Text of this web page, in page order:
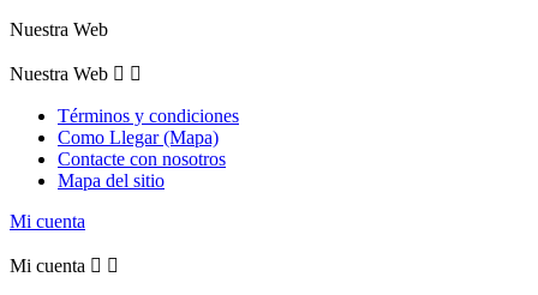
Nuestra Web
Nuestra Web  
Términos y condiciones
Como Llegar (Mapa)
Contacte con nosotros
Mapa del sitio
Mi cuenta
Mi cuenta  